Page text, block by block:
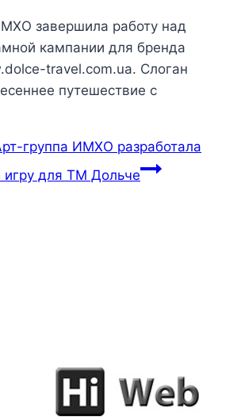
завершила работу над
кампании для бренда
travel.com.ua. Слоган
путешествие с
группа ИМХО разработала
игру для ТМ Дольче